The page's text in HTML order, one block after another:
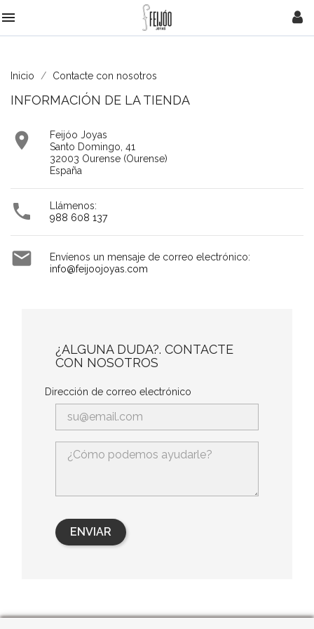

Inicio Contacte con nosotros
INFORMACIÓN DE LA TIENDA

Feijóo Joyas
Santo Domingo, 41
32003 Ourense (Ourense)
España

Llámenos:
988 608 137

Envíenos un mensaje de correo electrónico:
info@feijoojoyas.com
¿ALGUNA DUDA?. CONTACTE
CON NOSOTROS
Dirección de correo electrónico